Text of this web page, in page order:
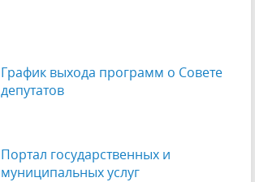
График выхода программ о Cовете
депутатов
Портал государственных и
муниципальных услуг